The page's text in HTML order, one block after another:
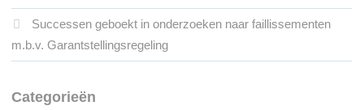
Successen geboekt in onderzoeken naar faillissementen
m.b.v. Garantstellingsregeling
Categorieën